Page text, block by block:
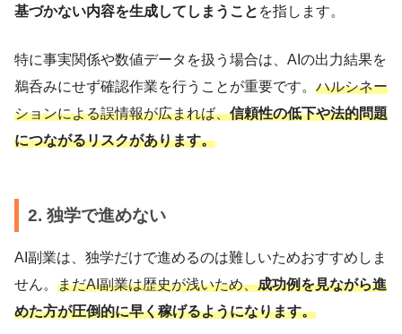
基づかない内容を生成してしまうこと を指します。
特に事実関係や数値データを扱う場合は、AIの出力結果を
鵜呑みにせず確認作業を行うことが重要です。 ハルシネー
ションによる誤情報が広まれば、信頼性の低下や法的問題
につながるリスクがあります。
2. 独学で進めない
AI副業は、独学だけで進めるのは難しいためおすすめしま
せん。 まだAI副業は歴史が浅いため、成功例を見ながら進
めた方が圧倒的に早く稼げるようになります。